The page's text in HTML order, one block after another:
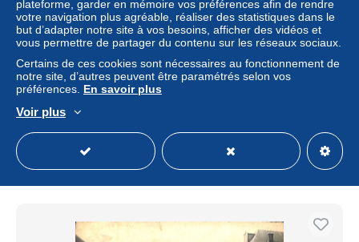
Particulier
plateforme, garder en mémoire vos préférences afin de rendre
votre navigation plus agréable, réaliser des statistiques dans le
but d’adapter notre site à vos besoins, afficher des vidéos et
vous permettre de partager du contenu sur les réseaux sociaux.
Certains de ces cookies sont nécessaires au fonctionnement de
notre site, d’autres peuvent être paramétrés selon vos
préférences. En savoir plus
Voir plus